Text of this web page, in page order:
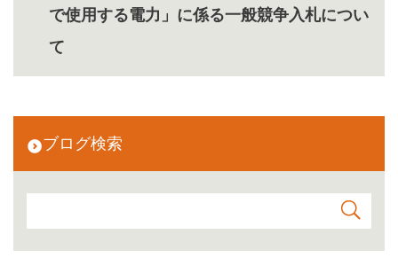
で使用する電力」に係る一般競争入札につい
て
ブログ検索